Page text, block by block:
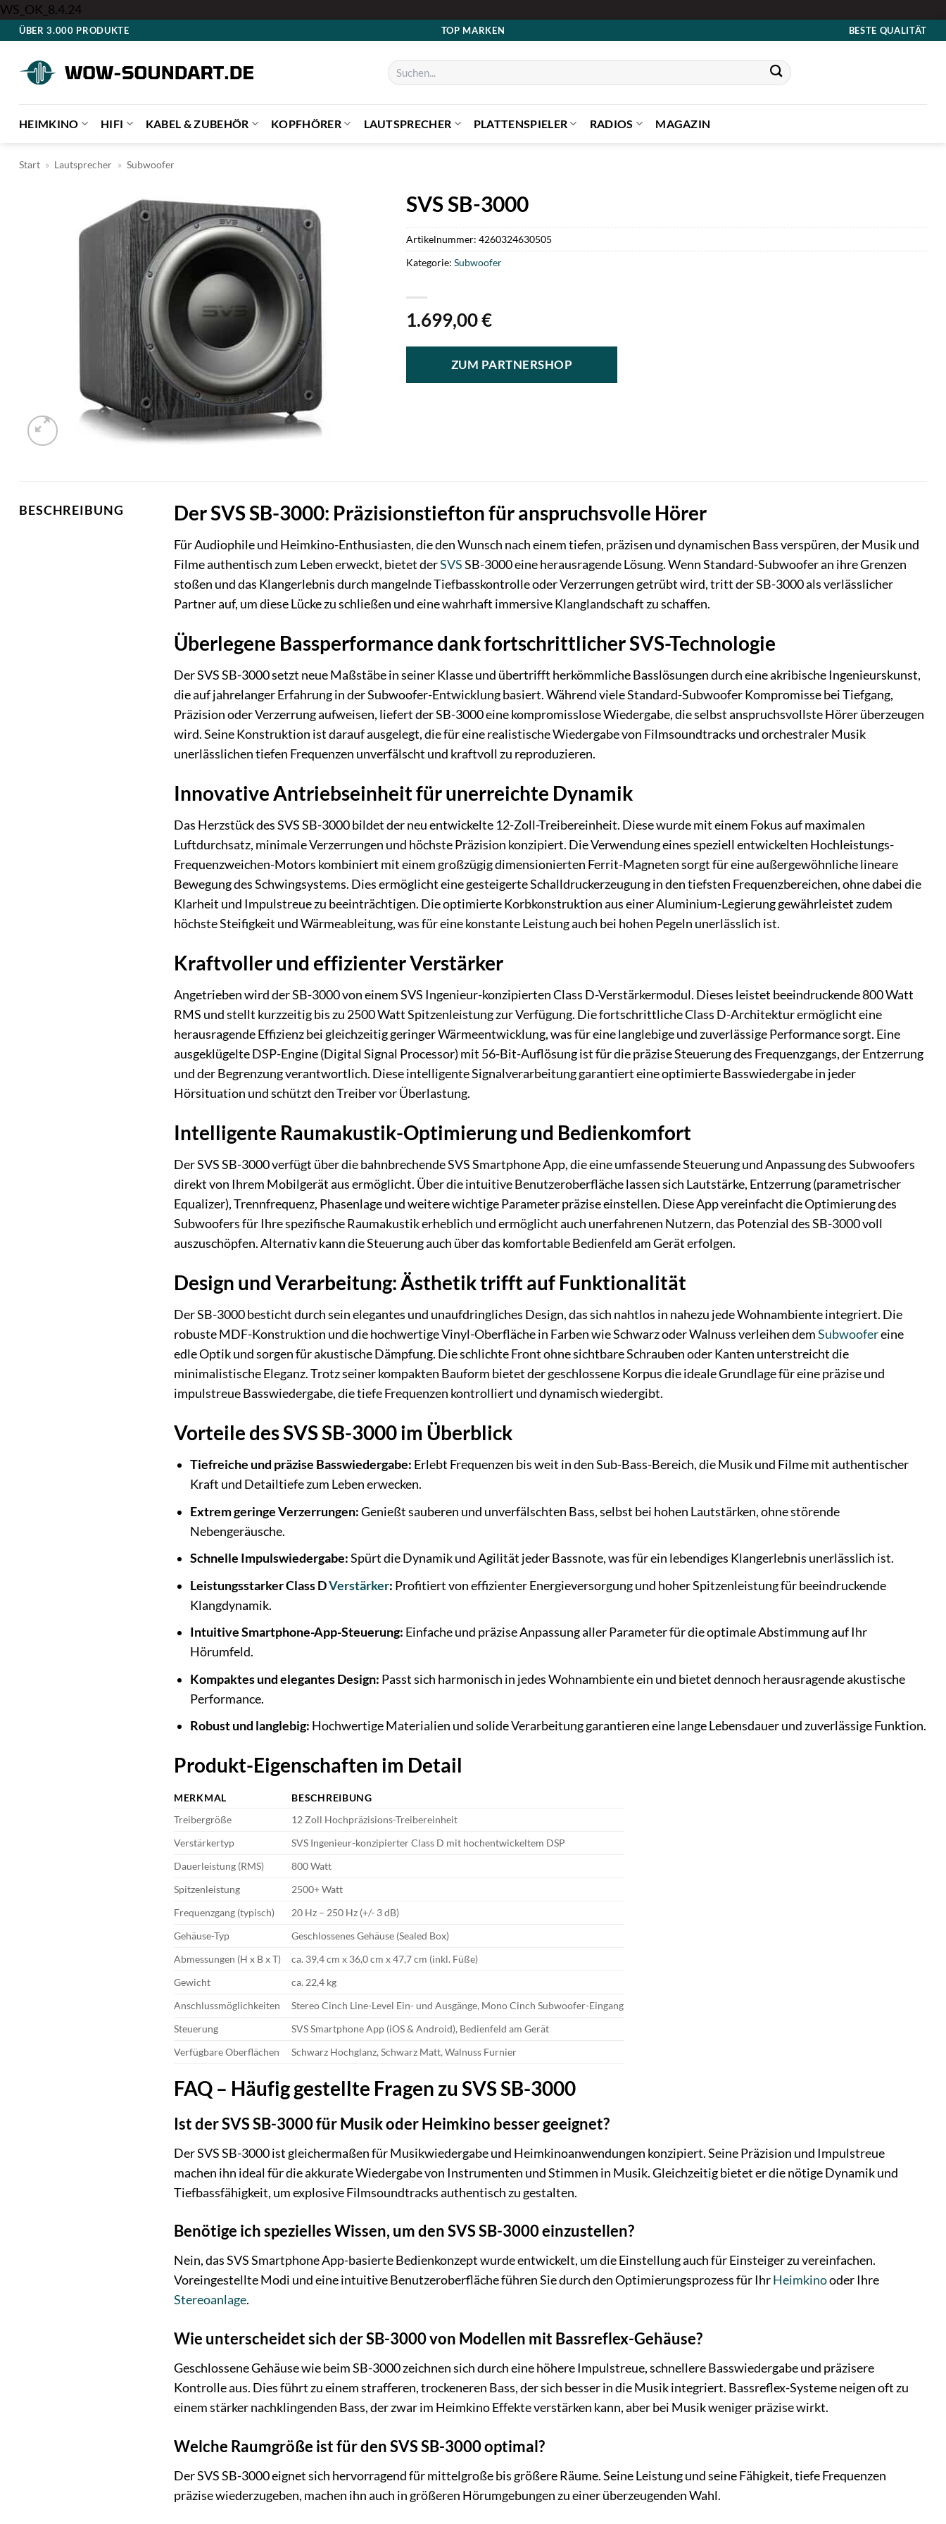
WS_OK_8.4.24Zum
Inhalt
ÜBER 3.000 PRODUKTE TOP MARKEN BESTE QUALITÄT
Suchen
nach:
HEIMKINO HIFI KABEL & ZUBEHÖR KOPFHÖRER LAUTSPRECHER PLATTENSPIELER RADIOS MAGAZIN
Start » Lautsprecher » Subwoofer
SVS SB-3000
1.699,00€
ZUM PARTNERSHOP
Artikelnummer: 4260324630505
Kategorie: Subwoofer
BESCHREIBUNG Der SVS SB-3000: Präzisionstiefton für anspruchsvolle Hörer
Für Audiophile und Heimkino-Enthusiasten, die den Wunsch nach einem tiefen, präzisen und dynamischen Bass verspüren, der Musik und
Filme authentisch zum Leben erweckt, bietet derSVSSB-3000 eine herausragende Lösung. Wenn Standard-Subwoofer an ihre Grenzen
stoßen und das Klangerlebnis durch mangelnde Tiefbasskontrolle oder Verzerrungen getrübt wird, tritt der SB-3000 als verlässlicher
Partner auf, um diese Lücke zu schließen und eine wahrhaft immersive Klanglandschaft zu schaffen.
Überlegene Bassperformance dank fortschrittlicher SVS-Technologie
Der SVS SB-3000 setzt neue Maßstäbe in seiner Klasse und übertrifft herkömmliche Basslösungen durch eine akribische Ingenieurskunst,
die auf jahrelanger Erfahrung in der Subwoofer-Entwicklung basiert. Während viele Standard-Subwoofer Kompromisse bei Tiefgang,
Präzision oder Verzerrung aufweisen, liefert der SB-3000 eine kompromisslose Wiedergabe, die selbst anspruchsvollste Hörer überzeugen
wird. Seine Konstruktion ist darauf ausgelegt, die für eine realistische Wiedergabe von Filmsoundtracks und orchestraler Musik
unerlässlichen tiefen Frequenzen unverfälscht und kraftvoll zu reproduzieren.
Innovative Antriebseinheit für unerreichte Dynamik
Das Herzstück des SVS SB-3000 bildet der neu entwickelte 12-Zoll-Treibereinheit. Diese wurde mit einem Fokus auf maximalen
Luftdurchsatz, minimale Verzerrungen und höchste Präzision konzipiert. Die Verwendung eines speziell entwickelten Hochleistungs-
Frequenzweichen-Motors kombiniert mit einem großzügig dimensionierten Ferrit-Magneten sorgt für eine außergewöhnliche lineare
Bewegung des Schwingsystems. Dies ermöglicht eine gesteigerte Schalldruckerzeugung in den tiefsten Frequenzbereichen, ohne dabei die
Klarheit und Impulstreue zu beeinträchtigen. Die optimierte Korbkonstruktion aus einer Aluminium-Legierung gewährleistet zudem
höchste Steifigkeit und Wärmeableitung, was für eine konstante Leistung auch bei hohen Pegeln unerlässlich ist.
Kraftvoller und effizienter Verstärker
Angetrieben wird der SB-3000 von einem SVS Ingenieur-konzipierten Class D-Verstärkermodul. Dieses leistet beeindruckende 800 Watt
RMS und stellt kurzzeitig bis zu 2500 Watt Spitzenleistung zur Verfügung. Die fortschrittliche Class D-Architektur ermöglicht eine
herausragende Effizienz bei gleichzeitig geringer Wärmeentwicklung, was für eine langlebige und zuverlässige Performance sorgt. Eine
ausgeklügelte DSP-Engine (Digital Signal Processor) mit 56-Bit-Auflösung ist für die präzise Steuerung des Frequenzgangs, der Entzerrung
und der Begrenzung verantwortlich. Diese intelligente Signalverarbeitung garantiert eine optimierte Basswiedergabe in jeder
Hörsituation und schützt den Treiber vor Überlastung.
Intelligente Raumakustik-Optimierung und Bedienkomfort
Der SVS SB-3000 verfügt über die bahnbrechende SVS Smartphone App, die eine umfassende Steuerung und Anpassung des Subwoofers
direkt von Ihrem Mobilgerät aus ermöglicht. Über die intuitive Benutzeroberfläche lassen sich Lautstärke, Entzerrung (parametrischer
Equalizer), Trennfrequenz, Phasenlage und weitere wichtige Parameter präzise einstellen. Diese App vereinfacht die Optimierung des
Subwoofers für Ihre spezifische Raumakustik erheblich und ermöglicht auch unerfahrenen Nutzern, das Potenzial des SB-3000 voll
auszuschöpfen. Alternativ kann die Steuerung auch über das komfortable Bedienfeld am Gerät erfolgen.
Design und Verarbeitung: Ästhetik trifft auf Funktionalität
Der SB-3000 besticht durch sein elegantes und unaufdringliches Design, das sich nahtlos in nahezu jede Wohnambiente integriert. Die
robuste MDF-Konstruktion und die hochwertige Vinyl-Oberfläche in Farben wie Schwarz oder Walnuss verleihen demSubwoofereine
edle Optik und sorgen für akustische Dämpfung. Die schlichte Front ohne sichtbare Schrauben oder Kanten unterstreicht die
minimalistische Eleganz. Trotz seiner kompakten Bauform bietet der geschlossene Korpus die ideale Grundlage für eine präzise und
impulstreue Basswiedergabe, die tiefe Frequenzen kontrolliert und dynamisch wiedergibt.
Vorteile des SVS SB-3000 im Überblick
Tiefreiche und präzise Basswiedergabe: Erlebt Frequenzen bis weit in den Sub-Bass-Bereich, die Musik und Filme mit authentischer
Kraft und Detailtiefe zum Leben erwecken.
Extrem geringe Verzerrungen:Genießt sauberen und unverfälschten Bass, selbst bei hohen Lautstärken, ohne störende
Nebengeräusche.
Schnelle Impulswiedergabe:Spürt die Dynamik und Agilität jeder Bassnote, was für ein lebendiges Klangerlebnis unerlässlich ist.
Leistungsstarker Class DVerstärker: Profitiert von effizienter Energieversorgung und hoher Spitzenleistung für beeindruckende
Klangdynamik.
Intuitive Smartphone-App-Steuerung: Einfache und präzise Anpassung aller Parameter für die optimale Abstimmung auf Ihr
Hörumfeld.
Kompaktes und elegantes Design: Passt sich harmonisch in jedes Wohnambiente ein und bietet dennoch herausragende akustische
Performance.
Robust und langlebig: Hochwertige Materialien und solide Verarbeitung garantieren eine lange Lebensdauer und zuverlässige Funktion.
Produkt-Eigenschaften im Detail
MERKMAL
BESCHREIBUNG
Treibergröße
12 Zoll Hochpräzisions-Treibereinheit
Verstärkertyp
SVS Ingenieur-konzipierter Class D mit hochentwickeltem DSP
Dauerleistung (RMS)
800 Watt
Spitzenleistung
2500+ Watt
Frequenzgang (typisch)
20 Hz – 250 Hz (+/- 3 dB)
Gehäuse-Typ
Geschlossenes Gehäuse (Sealed Box)
Abmessungen (H x B x T)
ca. 39,4 cm x 36,0 cm x 47,7 cm (inkl. Füße)
Gewicht
ca. 22,4 kg
Anschlussmöglichkeiten
Stereo Cinch Line-Level Ein- und Ausgänge, Mono Cinch Subwoofer-Eingang
Steuerung
SVS Smartphone App (iOS & Android), Bedienfeld am Gerät
Verfügbare Oberflächen
Schwarz Hochglanz, Schwarz Matt, Walnuss Furnier
FAQ – Häufig gestellte Fragen zu SVS SB-3000
Ist der SVS SB-3000 für Musik oder Heimkino besser geeignet?
Der SVS SB-3000 ist gleichermaßen für Musikwiedergabe und Heimkinoanwendungen konzipiert. Seine Präzision und Impulstreue
machen ihn ideal für die akkurate Wiedergabe von Instrumenten und Stimmen in Musik. Gleichzeitig bietet er die nötige Dynamik und
Tiefbassfähigkeit, um explosive Filmsoundtracks authentisch zu gestalten.
Benötige ich spezielles Wissen, um den SVS SB-3000 einzustellen?
Nein, das SVS Smartphone App-basierte Bedienkonzept wurde entwickelt, um die Einstellung auch für Einsteiger zu vereinfachen.
Voreingestellte Modi und eine intuitive Benutzeroberfläche führen Sie durch den Optimierungsprozess für IhrHeimkinooder Ihre
Stereoanlage.
Wie unterscheidet sich der SB-3000 von Modellen mit Bassreflex-Gehäuse?
Geschlossene Gehäuse wie beim SB-3000 zeichnen sich durch eine höhere Impulstreue, schnellere Basswiedergabe und präzisere
Kontrolle aus. Dies führt zu einem strafferen, trockeneren Bass, der sich besser in die Musik integriert. Bassreflex-Systeme neigen oft zu
einem stärker nachklingenden Bass, der zwar im Heimkino Effekte verstärken kann, aber bei Musik weniger präzise wirkt.
Welche Raumgröße ist für den SVS SB-3000 optimal?
Der SVS SB-3000 eignet sich hervorragend für mittelgroße bis größere Räume. Seine Leistung und seine Fähigkeit, tiefe Frequenzen
präzise wiederzugeben, machen ihn auch in größeren Hörumgebungen zu einer überzeugenden Wahl.